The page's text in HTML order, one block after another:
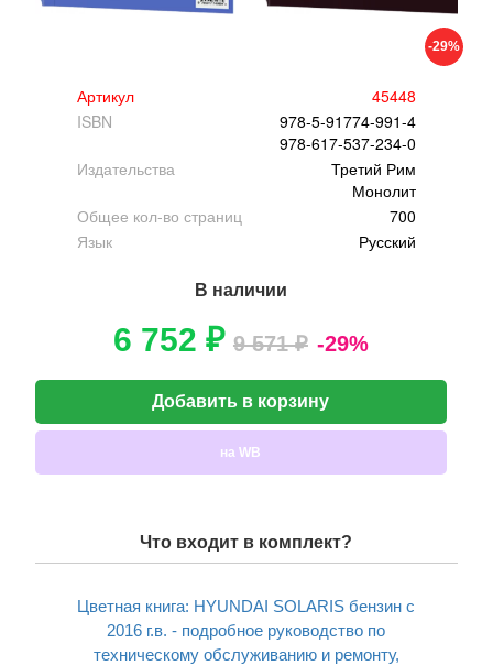
-29%
Артикул
45448
ISBN
978-5-91774-991-4
978-617-537-234-0
Издательства
Третий Рим
Монолит
Общее кол-во страниц
700
Язык
Русский
В наличии
6 752 ₽ 9 571 ₽ -29%
Добавить в корзину
на WB
Что входит в комплект?
Цветная книга: HYUNDAI SOLARIS бензин с
2016 г.в. - подробное руководство по
техническому обслуживанию и ремонту,